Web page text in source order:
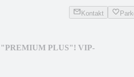
Kontakt
PLUS"! VIP-